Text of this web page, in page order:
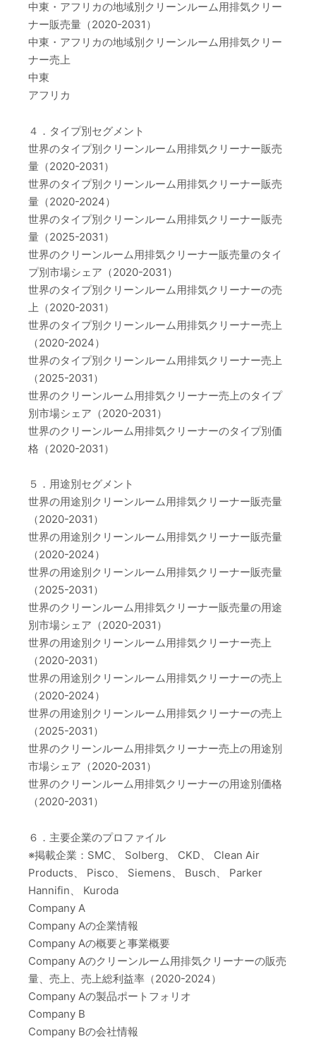
中東・アフリカの地域別クリーンルーム用排気クリー
ナー販売量（2020-2031）
中東・アフリカの地域別クリーンルーム用排気クリー
ナー売上
中東
アフリカ
４．タイプ別セグメント
世界のタイプ別クリーンルーム用排気クリーナー販売
量（2020-2031）
世界のタイプ別クリーンルーム用排気クリーナー販売
量（2020-2024）
世界のタイプ別クリーンルーム用排気クリーナー販売
量（2025-2031）
世界のクリーンルーム用排気クリーナー販売量のタイ
プ別市場シェア（2020-2031）
世界のタイプ別クリーンルーム用排気クリーナーの売
上（2020-2031）
世界のタイプ別クリーンルーム用排気クリーナー売上
（2020-2024）
世界のタイプ別クリーンルーム用排気クリーナー売上
（2025-2031）
世界のクリーンルーム用排気クリーナー売上のタイプ
別市場シェア（2020-2031）
世界のクリーンルーム用排気クリーナーのタイプ別価
格（2020-2031）
５．用途別セグメント
世界の用途別クリーンルーム用排気クリーナー販売量
（2020-2031）
世界の用途別クリーンルーム用排気クリーナー販売量
（2020-2024）
世界の用途別クリーンルーム用排気クリーナー販売量
（2025-2031）
世界のクリーンルーム用排気クリーナー販売量の用途
別市場シェア（2020-2031）
世界の用途別クリーンルーム用排気クリーナー売上
（2020-2031）
世界の用途別クリーンルーム用排気クリーナーの売上
（2020-2024）
世界の用途別クリーンルーム用排気クリーナーの売上
（2025-2031）
世界のクリーンルーム用排気クリーナー売上の用途別
市場シェア（2020-2031）
世界のクリーンルーム用排気クリーナーの用途別価格
（2020-2031）
６．主要企業のプロファイル
※掲載企業：SMC、 Solberg、 CKD、 Clean Air
Products、 Pisco、 Siemens、 Busch、 Parker
Hannifin、 Kuroda
Company A
Company Aの企業情報
Company Aの概要と事業概要
Company Aのクリーンルーム用排気クリーナーの販売
量、売上、売上総利益率（2020-2024）
Company Aの製品ポートフォリオ
Company B
Company Bの会社情報